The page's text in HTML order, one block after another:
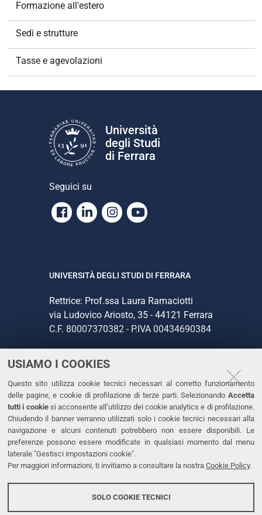
USIAMO I COOKIES
Questo sito utilizza cookie tecnici necessari al corretto funzionamento
delle pagine, e cookie di profilazione di terze parti. Selezionando Accetta
tutti i cookiesi acconsente all’utilizzo dei cookie analytics e di profilazione.
Chiudendo il banner verranno utilizzati solo i cookie tecnici necessari alla
navigazione e alcuni contenuti potrebbero non essere disponibili. Le
preferenze possono essere modificate in qualsiasi momento dal menu
laterale "Gestisci impostazioni cookie".
Per maggiori informazioni, ti invitiamo a consultare la nostra Cookie Policy.
SOLO COOKIE TECNICI
Formazione all'estero
Sedi e strutture
Tasse e agevolazioni
Università
degli Studi
di Ferrara
Seguici su
Facebook
LinkedinInstagram
Youtube
UNIVERSITÀ DEGLI STUDI DI FERRARA
Rettrice: Prof.ssa Laura Ramaciotti
via Ludovico Ariosto, 35 - 44121 Ferrara
C.F. 80007370382 - P.IVA 00434690384
CONTATTI
Tel. +39 0532 293111
Fax. +39 0532 293031
PEC
LINKS
Dichiarazione di accessibilità